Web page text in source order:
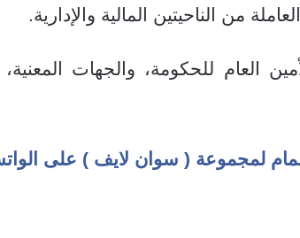
من الناحيتين المالية والإدارية.
العام للحكومة، والجهات
لمجموعة ( سوان لايف ) على